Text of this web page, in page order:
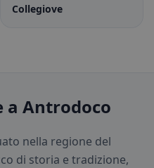
Collegiove
a Antrodoco
nella regione del
di storia e tradizione,